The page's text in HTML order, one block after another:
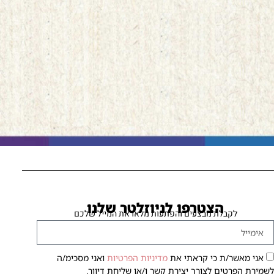
הצטרפו לניוזלטר שלנו
לקבלת מבצעים והפתעות מלאו את המייל שלכם
אני מאשר/ת כי קראתי את מדיניות הפרטיות ואני מסכימ/ה
לשמירת הפרטים לצורך יצירת קשר ו/או שליחת דיוור.